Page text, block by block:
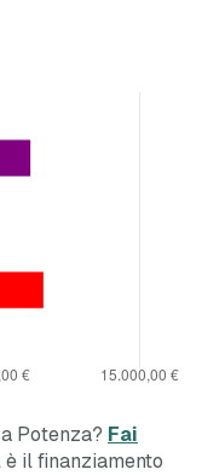
Potenza? Fai
il finanziamento